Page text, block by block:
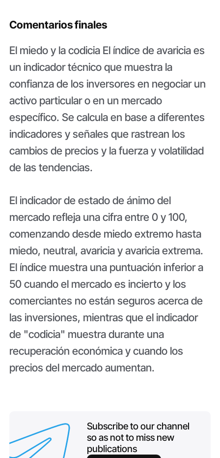
Comentarios finales
El miedo y la codicia El índice de avaricia es
un indicador técnico que muestra la
confianza de los inversores en negociar un
activo particular o en un mercado
específico. Se calcula en base a diferentes
indicadores y señales que rastrean los
cambios de precios y la fuerza y ​​volatilidad
de las tendencias.
El indicador de estado de ánimo del
mercado refleja una cifra entre 0 y 100,
comenzando desde miedo extremo hasta
miedo, neutral, avaricia y avaricia extrema.
El índice muestra una puntuación inferior a
50 cuando el mercado es incierto y los
comerciantes no están seguros acerca de
las inversiones, mientras que el indicador
de "codicia" muestra durante una
recuperación económica y cuando los
precios del mercado aumentan.
Subscribe to our channel
so as not to miss new
publications